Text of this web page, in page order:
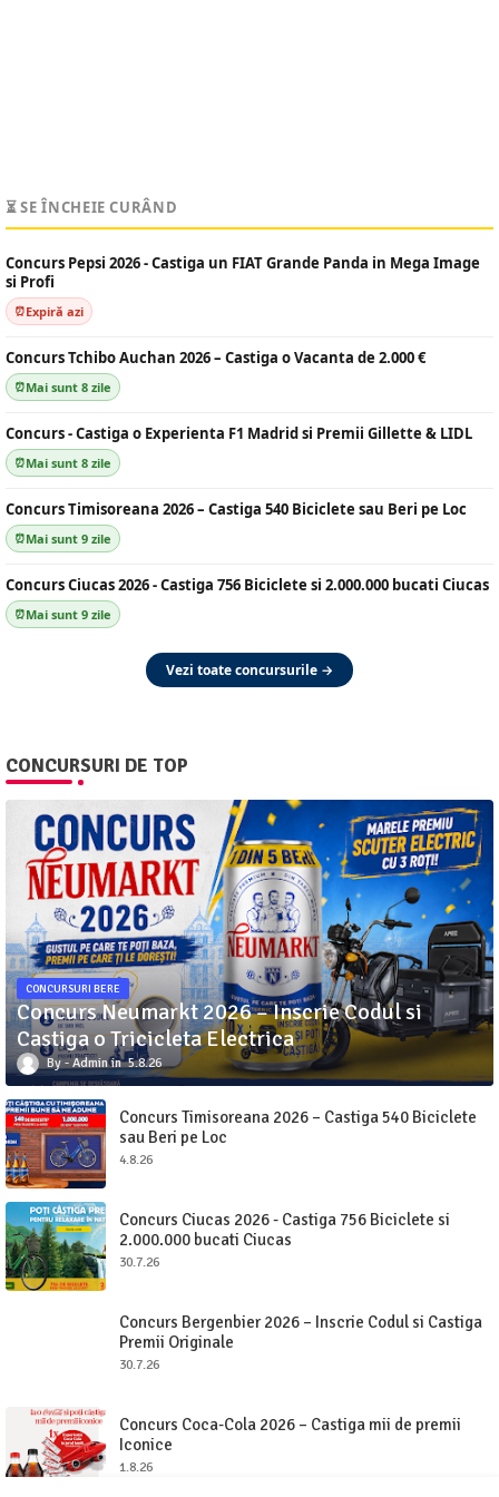
⏳ SE ÎNCHEIE CURÂND
Concurs Pepsi 2026 - Castiga un FIAT Grande Panda in Mega Image
si Profi
Expiră azi
Concurs Tchibo Auchan 2026 – Castiga o Vacanta de 2.000 €
Mai sunt 8 zile
Concurs - Castiga o Experienta F1 Madrid si Premii Gillette & LIDL
Mai sunt 8 zile
Concurs Timisoreana 2026 – Castiga 540 Biciclete sau Beri pe Loc
Mai sunt 9 zile
Concurs Ciucas 2026 - Castiga 756 Biciclete si 2.000.000 bucati Ciucas
Mai sunt 9 zile
Vezi toate concursurile →
CONCURSURI DE TOP
CONCURSURI BERE
Concurs Neumarkt 2026 – Inscrie Codul si
Castiga o Tricicleta Electrica
Admin 5.8.26
Concurs Timisoreana 2026 – Castiga 540 Biciclete
sau Beri pe Loc
4.8.26
Concurs Ciucas 2026 - Castiga 756 Biciclete si
2.000.000 bucati Ciucas
30.7.26
Concurs Bergenbier 2026 – Inscrie Codul si Castiga
Premii Originale
30.7.26
Concurs Coca-Cola 2026 – Castiga mii de premii
Iconice
1.8.26